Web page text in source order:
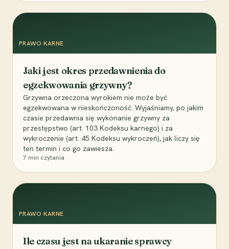
PRAWO KARNE
Jaki jest okres przedawnienia do
egzekwowania grzywny?
Grzywna orzeczona wyrokiem nie może być
egzekwowana w nieskończoność. Wyjaśniamy, po jakim
czasie przedawnia się wykonanie grzywny za
przestępstwo (art. 103 Kodeksu karnego) i za
wykroczenie (art. 45 Kodeksu wykroczeń), jak liczy się
ten termin i co go zawiesza.
7 min czytania
PRAWO KARNE
Ile czasu jest na ukaranie sprawcy